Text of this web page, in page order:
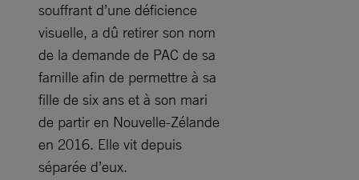
souffrant d’une déficience
visuelle, a dû retirer son nom
de la demande de PAC de sa
famille afin de permettre à sa
fille de six ans et à son mari
de partir en Nouvelle-Zélande
en 2016. Elle vit depuis
séparée d’eux.